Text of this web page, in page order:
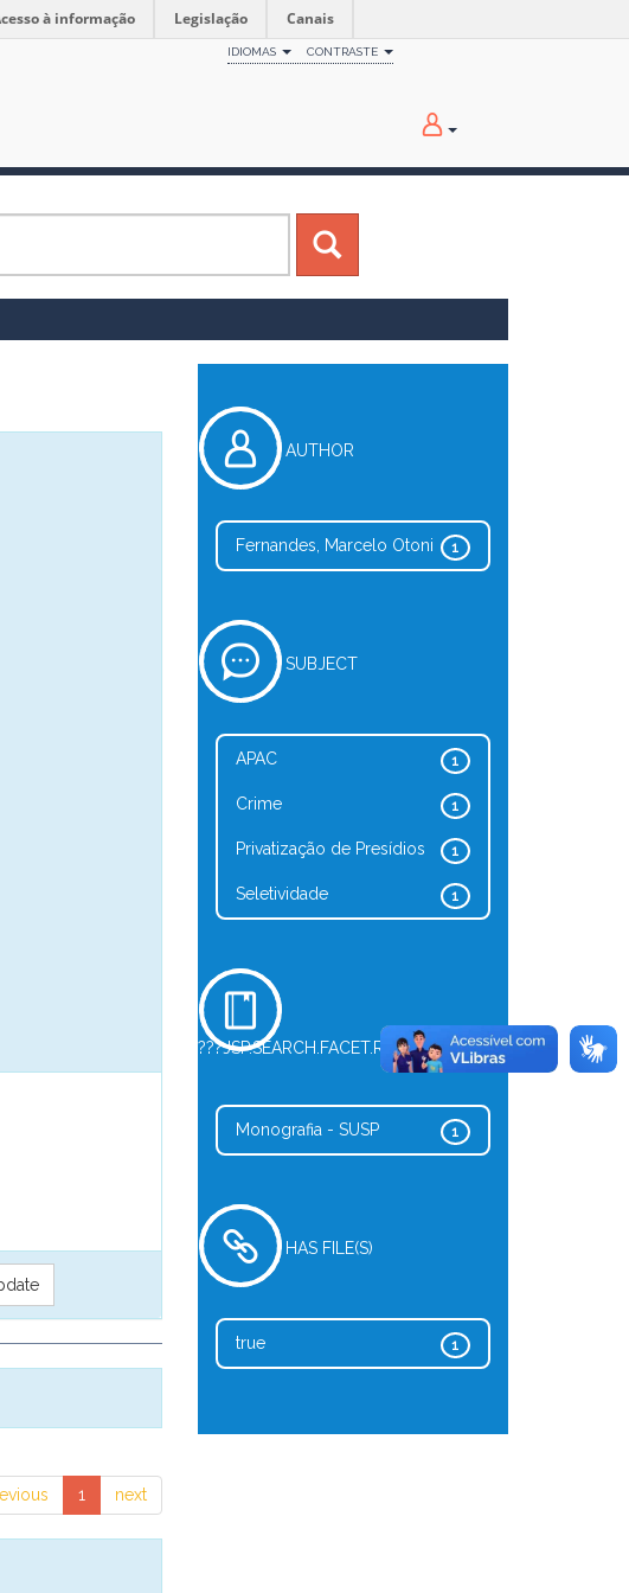
à informação Legislação Canais
IDIOMAS CONTRASTE
1 next
AUTHOR
1
Fernandes, Marcelo Otoni
SUBJECT
1
APAC
1
Crime
1
Privatização de Presídios
1
Seletividade
???JSP.SEARCH.FACET.REFINE.TYPE???
1
Monografia - SUSP
HAS FILE(S)
1
true